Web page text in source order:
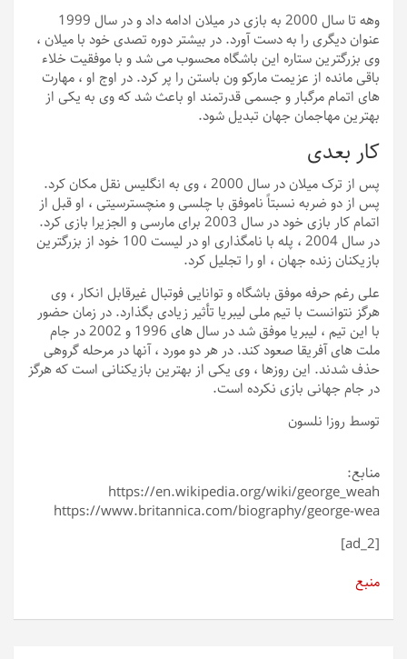
وهه تا سال 2000 به بازی در میلان ادامه داد و در سال 1999
عنوان دیگری را به دست آورد. در بیشتر دوره تصدی خود با میلان ،
وی بزرگترین ستاره این باشگاه محسوب می شد و با موفقیت خلاء
باقی مانده از عزیمت مارکو ون باستن را پر کرد. در اوج او ، مهارت
های اتمام مرگبار و جسمی قدرتمند او باعث شد که وی به یکی از
بهترین مهاجمان جهان تبدیل شود.
کار بعدی
پس از ترک میلان در سال 2000 ، وی به انگلیس نقل مکان کرد.
پس از دو ضربه نسبتاً ناموفق با چلسی و منچسترسیتی ، او قبل از
اتمام کار بازی خود در سال 2003 برای مارسی و الجزیرا بازی کرد.
در سال 2004 ، پله با نامگذاری او در لیست 100 خود از بزرگترین
بازیکنان زنده جهان ، او را تجلیل کرد.
علی رغم حرفه موفق باشگاه و توانایی فوتبال غیرقابل انکار ، وی
هرگز نتوانست با تیم ملی لیبریا تأثیر زیادی بگذارد. در زمان حضور
با این تیم ، لیبریا موفق شد در سال های 1996 و 2002 در جام
ملت های آفریقا صعود کند. در هر دو مورد ، آنها در مرحله گروهی
حذف شدند. این روزها ، وی یکی از بهترین بازیکنانی است که هرگز
در جام جهانی بازی نکرده است.
توسط روزا نلسون
منابع:
https://en.wikipedia.org/wiki/george_weah
https://www.britannica.com/biography/george-wea
[ad_2]
منبع